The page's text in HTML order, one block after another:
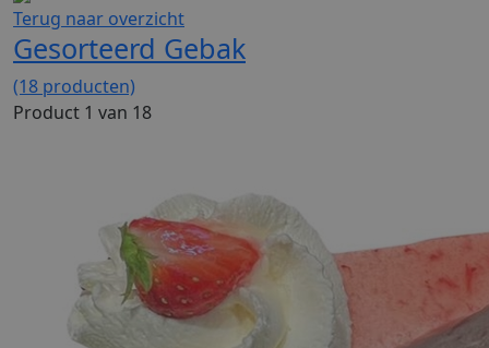
Terug naar overzicht
Gesorteerd Gebak
(18 producten)
Product 1 van 18